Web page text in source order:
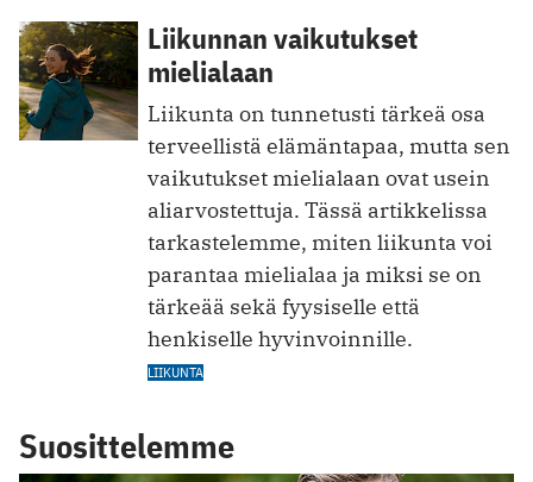
Liikunnan vaikutukset
mielialaan
Liikunta on tunnetusti tärkeä osa
terveellistä elämäntapaa, mutta sen
vaikutukset mielialaan ovat usein
aliarvostettuja. Tässä artikkelissa
tarkastelemme, miten liikunta voi
parantaa mielialaa ja miksi se on
tärkeää sekä fyysiselle että
henkiselle hyvinvoinnille.
LIIKUNTA
Suosittelemme